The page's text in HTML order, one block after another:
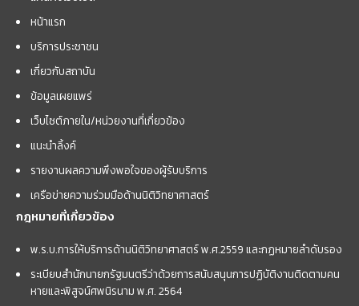
หน้าแรก
บริการประชาชน
เกี่ยวกับสถาบัน
ข้อมูลเผยแพร่
เว็บไซต์ภายใน/หน่วยงานที่เกี่ยวข้อง
แนะนำลิ้งค์
รายงานผลความพึงพอใจของผู้รับบริการ
เครือข่ายความร่วมมือด้านนิติวิทยาศาสตร์
กฎหมายที่เกี่ยวข้อง
พ.ร.บ.การให้บริการด้านนิติวิทยาศาสตร์ พ.ศ.2559 และกฏหมายลำดับรอง
ระเบียบสำนักนายกรัฐมนตรีว่าด้วยการสนับสนุนการปฏิบัติงานติดตามคน
หายและพิสูจน์ศพนิรนาม พ.ศ. 2564